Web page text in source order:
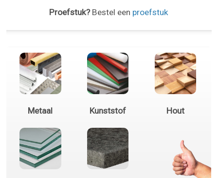
Proefstuk?Bestel een proefstuk
Metaal Kunststof Hout